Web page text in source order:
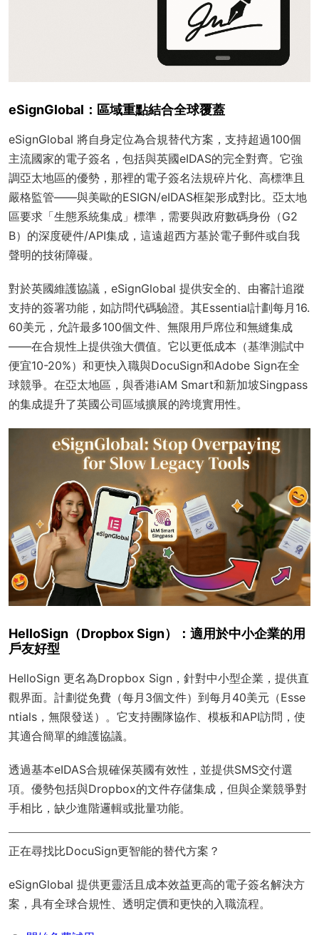
eSignGlobal：區域重點結合全球覆蓋
eSignGlobal 將自身定位為合規替代方案，支持超過100個
主流國家的電子簽名，包括與英國eIDAS的完全對齊。它強
調亞太地區的優勢，那裡的電子簽名法規碎片化、高標準且
嚴格監管——與美歐的ESIGN/eIDAS框架形成對比。亞太地
區要求「生態系統集成」標準，需要與政府數碼身份（G2
B）的深度硬件/API集成，這遠超西方基於電子郵件或自我
聲明的技術障礙。
對於英國維護協議，eSignGlobal 提供安全的、由審計追蹤
支持的簽署功能，如訪問代碼驗證。其Essential計劃每月16.
60美元，允許最多100個文件、無限用戶席位和無縫集成
——在合規性上提供強大價值。它以更低成本（基準測試中
便宜10-20%）和更快入職與DocuSign和Adobe Sign在全
球競爭。在亞太地區，與香港iAM Smart和新加坡Singpass
的集成提升了英國公司區域擴展的跨境實用性。
HelloSign（Dropbox Sign）：適用於中小企業的用
戶友好型
HelloSign 更名為Dropbox Sign，針對中小型企業，提供直
觀界面。計劃從免費（每月3個文件）到每月40美元（Esse
ntials，無限發送）。它支持團隊協作、模板和API訪問，使
其適合簡單的維護協議。
透過基本eIDAS合規確保英國有效性，並提供SMS交付選
項。優勢包括與Dropbox的文件存儲集成，但與企業競爭對
手相比，缺少進階邏輯或批量功能。
正在尋找比DocuSign更智能的替代方案？
eSignGlobal 提供更靈活且成本效益更高的電子簽名解決方
案，具有全球合規性 、透明定價和更快的入職流程。